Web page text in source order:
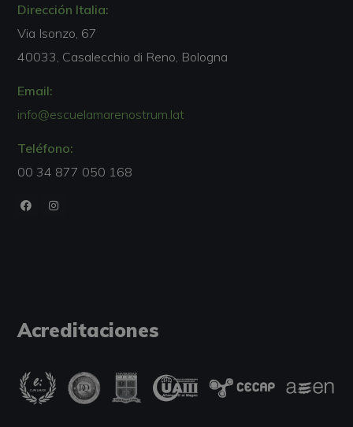
Dirección Italia:
Via Isonzo, 67
40033, Casalecchio di Reno, Bologna
Email:
info@escuelamarenostrum.lat
Teléfono:
00 34 877 050 168
Acreditaciones